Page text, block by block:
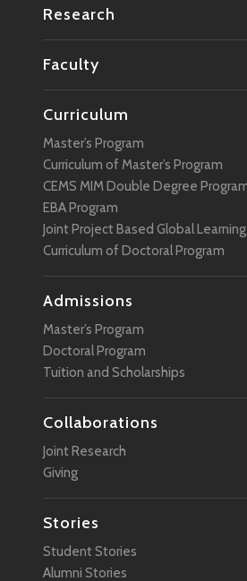
Research
Faculty
Curriculum
Master’s Program
Curriculum of Master’s Program
CEMS MIM Double Degree
EBA Program
Joint Project Based Global Learning
Curriculum of Doctoral Program
Admissions
Master’s Program
Doctoral Program
Tuition and Scholarships
Collaborations
Joint Research
Giving
Stories
Student Stories
Alumni Stories